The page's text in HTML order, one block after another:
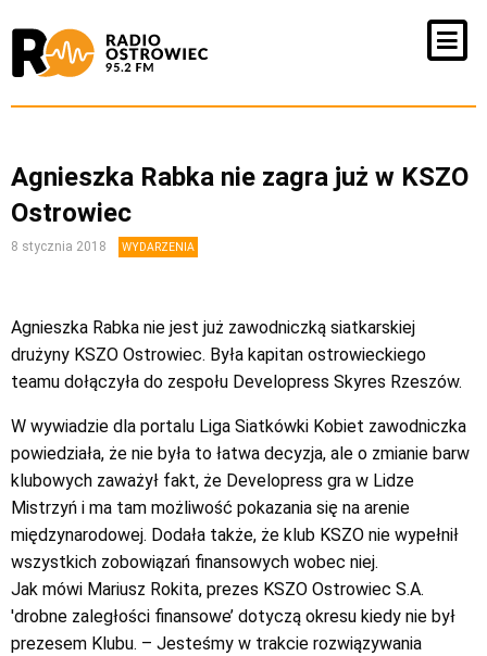
Agnieszka Rabka nie zagra już w KSZO
Ostrowiec
8 stycznia 2018 WYDARZENIA
Agnieszka Rabka nie jest już zawodniczką siatkarskiej
drużyny KSZO Ostrowiec. Była kapitan ostrowieckiego
teamu dołączyła do zespołu Developress Skyres Rzeszów.
W wywiadzie dla portalu Liga Siatkówki Kobiet zawodniczka
powiedziała, że nie była to łatwa decyzja, ale o zmianie barw
klubowych zaważył fakt, że Developress gra w Lidze
Mistrzyń i ma tam możliwość pokazania się na arenie
międzynarodowej. Dodała także, że klub KSZO nie wypełnił
wszystkich zobowiązań finansowych wobec niej.
Jak mówi Mariusz Rokita, prezes KSZO Ostrowiec S.A.
'drobne zaległości finansowe’ dotyczą okresu kiedy nie był
prezesem Klubu. – Jesteśmy w trakcie rozwiązywania